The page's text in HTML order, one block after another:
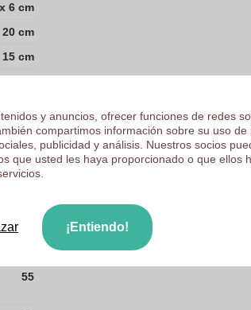
6 cm
20 cm
15 cm
24
250
55
y anuncios, ofrecer funciones de redes
compartimos información sobre su uso de
publicidad y análisis. Nuestros socios
que usted les haya proporcionado o que ellos
¡Entiendo!